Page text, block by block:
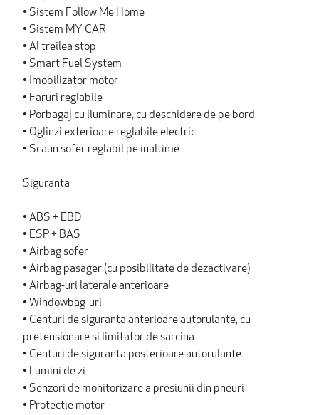
• Sistem Follow Me Home
• Sistem MY CAR
• Al treilea stop
• Smart Fuel System
• Imobilizator motor
• Faruri reglabile
• Porbagaj cu iluminare, cu deschidere de pe bord
• Oglinzi exterioare reglabile electric
• Scaun sofer reglabil pe inaltime
Siguranta
• ABS + EBD
• ESP + BAS
• Airbag sofer
• Airbag pasager (cu posibilitate de dezactivare)
• Airbag-uri laterale anterioare
• Windowbag-uri
• Centuri de siguranta anterioare autorulante, cu
pretensionare si limitator de sarcina
• Centuri de siguranta posterioare autorulante
• Lumini de zi
• Senzori de monitorizare a presiunii din pneuri
• Protectie motor